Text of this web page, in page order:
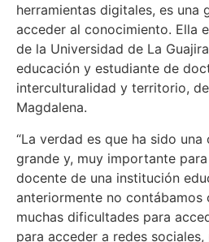
herramientas digitales, es una
acceder al conocimiento. Ella
de la Universidad de La
educación y estudiante de
interculturalidad y territorio,
Magdalena.
“La verdad es que ha sido
grande y, muy importante
docente de una institución
anteriormente no contábamos
muchas dificultades para
para acceder a redes